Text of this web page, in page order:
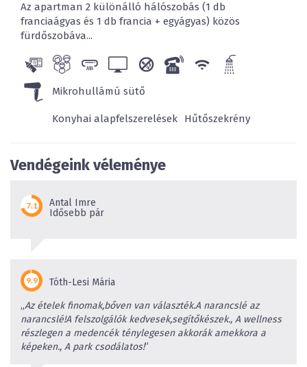
Az apartman 2 különálló hálószobás (1 db
franciaágyas és 1 db francia + egyágyas) közös
fürdőszobáva...
Mikrohullámú sütő
Konyhai alapfelszerelések Hűtőszekrény
Vendégeink véleménye
Antal Imre
Idősebb pár
Tóth-Lesi Mária
„Az ételek finomak,bőven van választék.A narancslé az
narancslé!A felszolgálók kedvesek,segítőkészek., A wellness
részlegen a medencék ténylegesen akkorák amekkora a
képeken., A park csodálatos!”